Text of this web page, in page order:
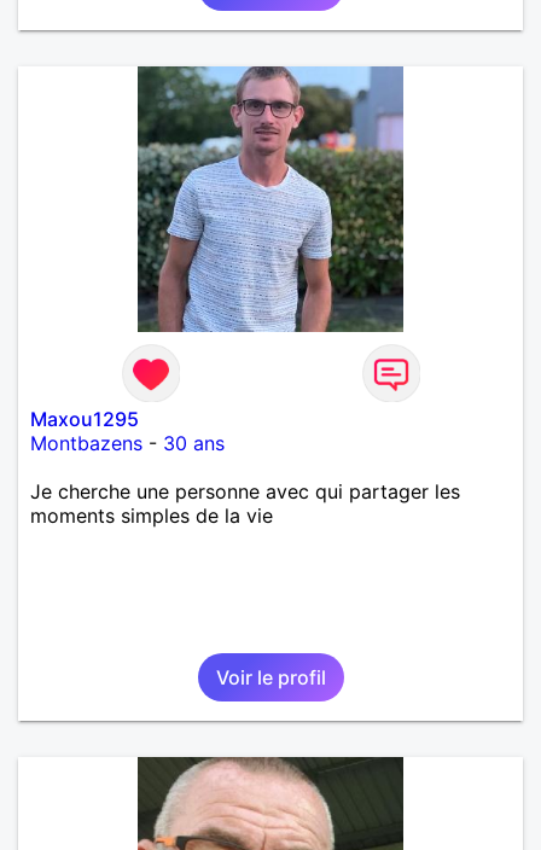
Maxou1295
Montbazens - 30 ans
Je cherche une personne avec qui partager les
moments simples de la vie
Voir le profil